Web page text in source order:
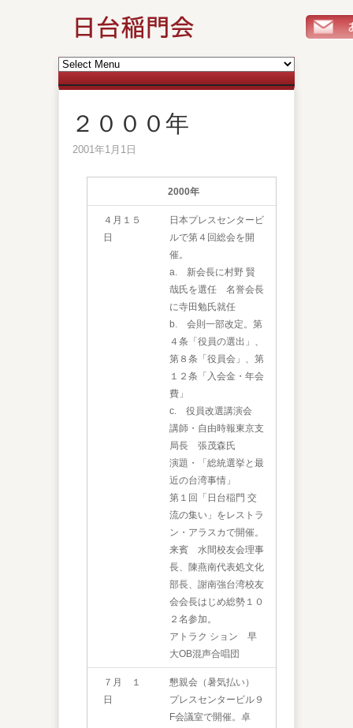
２０００年
2001年1月1日
2000年
４月１５
日
日本プレスセンタービ
ルで第４回総会を開
催。
a. 新会長に村野 賢
哉氏を選任 名誉会長
に寺田勉氏就任
b. 会則一部改定。第
４条「役員の選出」、
第８条「役員会」、第
１２条「入会金・年会
費」
c. 役員改選講演会
講師・自由時報東京支
局長 張茂森氏
演題・「総統選挙と最
近の台湾事情」
第１回「日台稲門 交
流の集い」をレストラ
ン・アラスカで開催。
来賓 水間校友会理事
長、陳燕南代表処文化
部長、謝南強台湾校友
会会長はじめ総勢１０
２名参加。
アトラク ション 早
大OB混声合唱団
７月 １
日
懇親会（暑気払い）
プレスセンタービル９
F会議室で開催。卓